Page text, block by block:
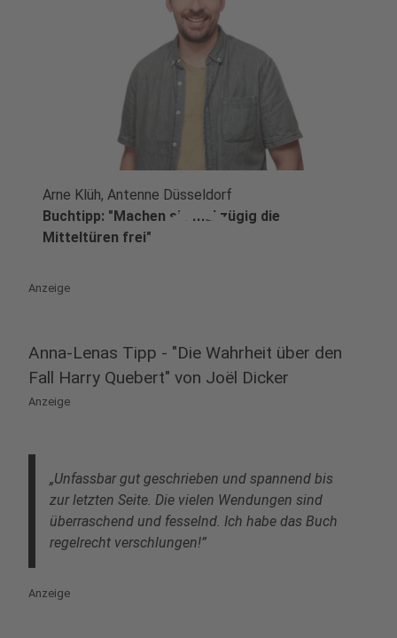
play_circle
Arne Klüh, Antenne Düsseldorf
Buchtipp: "Machen sie mal zügig die
Mitteltüren frei"
Anzeige
Anna-Lenas Tipp - "Die Wahrheit über den
Fall Harry Quebert" von Joël Dicker
Anzeige
„Unfassbar gut geschrieben und spannend bis
zur letzten Seite. Die vielen Wendungen sind
überraschend und fesselnd. Ich habe das Buch
regelrecht verschlungen!”
Anzeige